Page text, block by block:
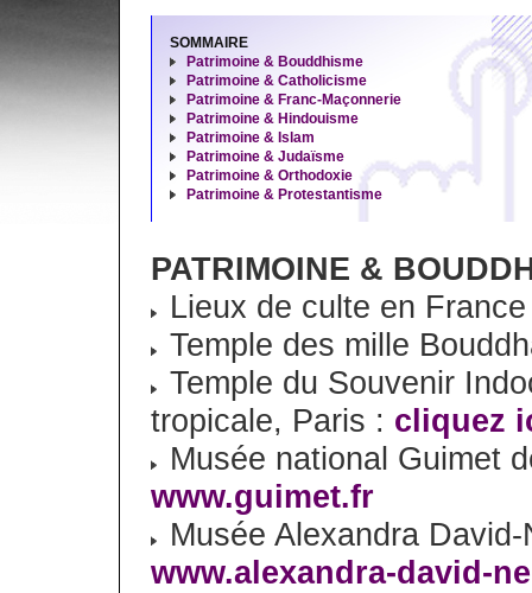
SOMMAIRE
Patrimoine & Bouddhisme
Patrimoine & Catholicisme
Patrimoine & Franc-Maçonnerie
Patrimoine & Hindouisme
Patrimoine & Islam
Patrimoine & Judaïsme
Patrimoine & Orthodoxie
Patrimoine & Protestantisme
PATRIMOINE &
Lieux de culte en
Temple des mille
Temple du Souvenir
tropicale, Paris : cliquez
Musée national Guimet
www.guimet.fr
Musée Alexandra
www.alexandra-david-